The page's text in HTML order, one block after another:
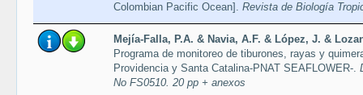
Colombian Pacific Ocean]. Revista de Biología
Mejía-Falla, P.A. & Navia, A.F. & López, J. &
Programa de monitoreo de tiburones, rayas y
Providencia y Santa Catalina-PNAT SEAFLOWER-.
No FS0510. 20 pp + anexos